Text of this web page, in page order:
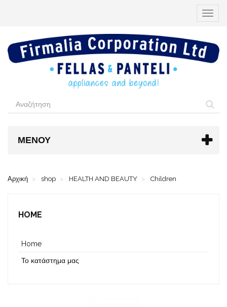
ΜΕΝΟΎ
Αρχική shop HEALTH AND BEAUTY Children
HOME
Home
Το κατάστημα μας